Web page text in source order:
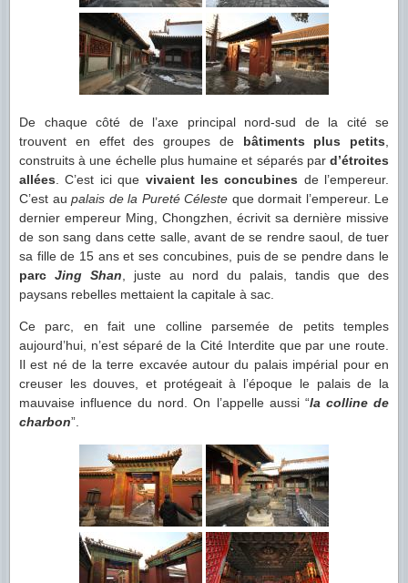
De chaque côté de l’axe principal nord-sud de la cité se
trouvent en effet des groupes de bâtiments plus petits
construits à une échelle plus humaine et séparés par d’étroites
allées . C’est ici que vivaient les concubines de l’empereur.
C’est au palais de la Pureté Céleste que dormait l’empereur. Le
dernier empereur Ming, Chongzhen, écrivit sa dernière missive
de son sang dans cette salle, avant de se rendre saoul, de tuer
sa fille de 15 ans et ses concubines, puis de se pendre dans le
parc Jing Shan , juste au nord du palais, tandis que des
paysans rebelles mettaient la capitale à sac.
Ce parc, en fait une colline parsemée de petits temples
aujourd’hui, n’est séparé de la Cité Interdite que par une route.
Il est né de la terre excavée autour du palais impérial pour en
creuser les douves, et protégeait à l’époque le palais de la
mauvaise influence du nord. On l’appelle aussi “la colline de
charbon”.